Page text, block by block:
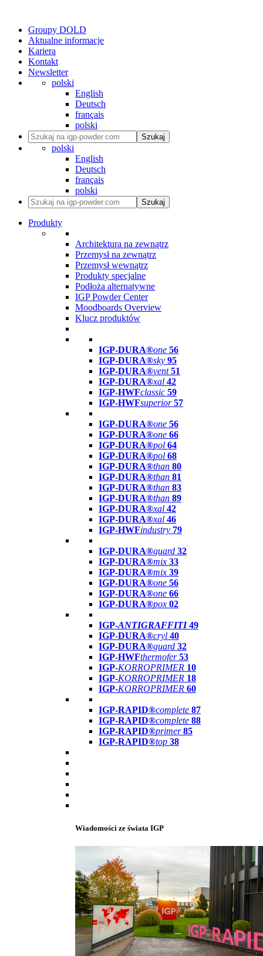
Groupy DOLD
Aktualne informacje
Kariera
Kontakt
Newsletter
polski
English
Deutsch
français
polski
Szukaj
polski
English
Deutsch
français
polski
Szukaj
Produkty
Architektura na zewnątrz
Przemysł na zewnątrz
Przemysł wewnątrz
Produkty specjalne
Podłoża alternatywne
IGP Powder Center
Moodboards Overview
Klucz produktów
IGP-DURA®one 56
IGP-DURA®sky 95
IGP-DURA®vent 51
IGP-DURA®xal 42
IGP-HWFclassic 59
IGP-HWFsuperior 57
IGP-DURA®one 56
IGP-DURA®one 66
IGP-DURA®pol 64
IGP-DURA®pol 68
IGP-DURA®than 80
IGP-DURA®than 81
IGP-DURA®than 83
IGP-DURA®than 89
IGP-DURA®xal 42
IGP-DURA®xal 46
IGP-HWFindustry 79
IGP-DURA®guard 32
IGP-DURA®mix 33
IGP-DURA®mix 39
IGP-DURA®one 56
IGP-DURA®one 66
IGP-DURA®pox 02
IGP-ANTIGRAFFITI49
IGP-DURA®cryl 40
IGP-DURA®guard 32
IGP-HWFthermofer 53
IGP-KORROPRIMER 10
IGP-KORROPRIMER 18
IGP-KORROPRIMER 60
IGP-RAPID®complete 87
IGP-RAPID®complete 88
IGP-RAPID®primer 85
IGP-RAPID®top 38
Wiadomości ze świata IGP